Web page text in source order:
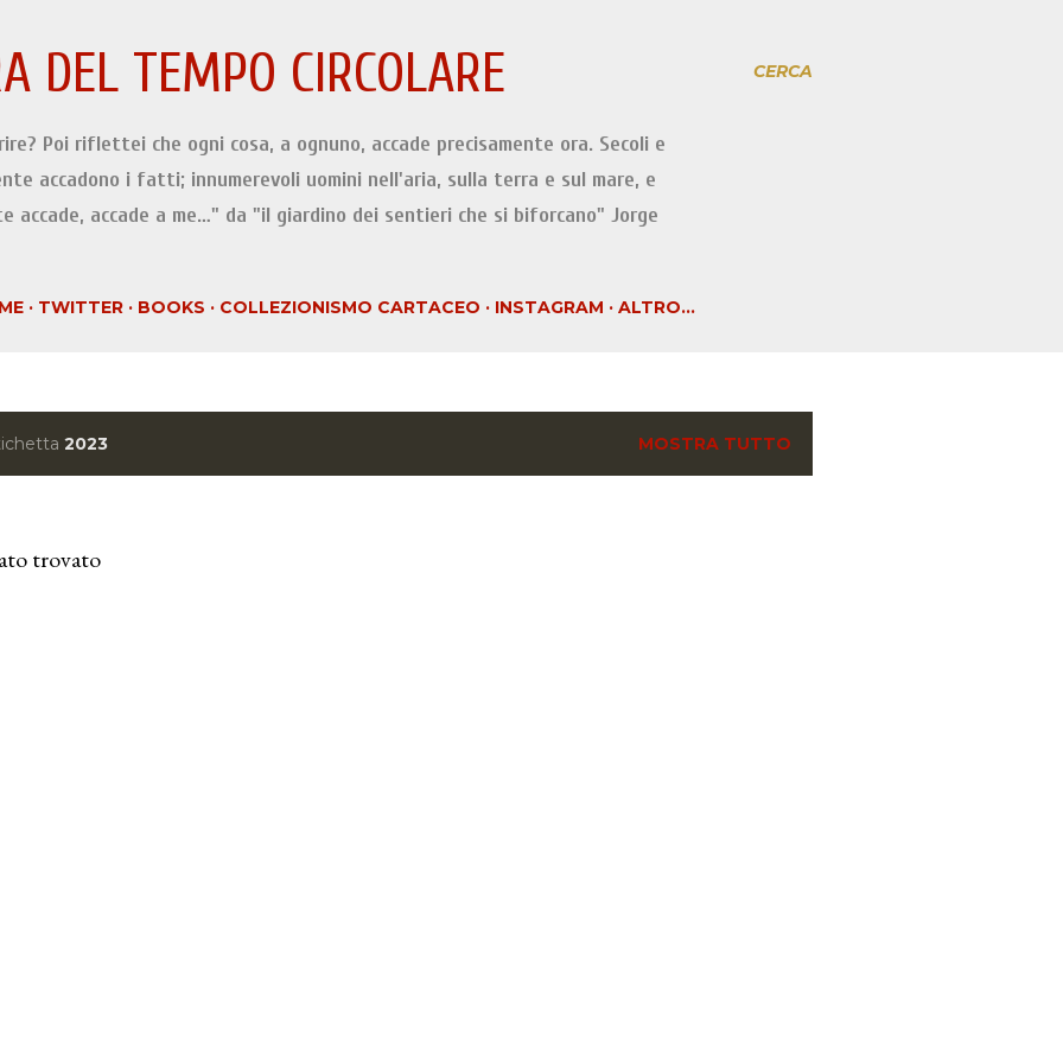
CERCA
DEL TEMPO CIRCOLARE
Poi riflettei che ogni cosa, a ognuno, accade precisamente ora. Secoli e
accadono i fatti; innumerevoli uomini nell'aria, sulla terra e sul mare, e
accade, accade a me…" da "il giardino dei sentieri che si biforcano" Jorge
TWITTER BOOKS COLLEZIONISMO CARTACEO INSTAGRAM ALTRO…
2023 MOSTRA TUTTO
trovato